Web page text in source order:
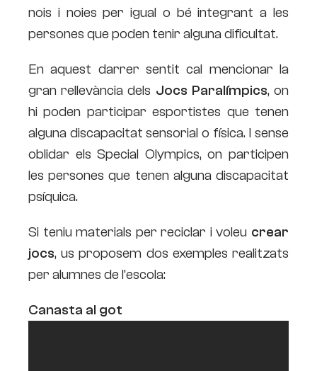
nois i noies per igual o bé integrant a les
persones que poden tenir alguna dificultat.
En aquest darrer sentit cal mencionar la
gran rellevància dels Jocs Paralímpics, on
hi poden participar esportistes que tenen
alguna discapacitat sensorial o física. I sense
oblidar els Special Olympics, on participen
les persones que tenen alguna discapacitat
psíquica.
Si teniu materials per reciclar i voleu crear
jocs, us proposem dos exemples realitzats
per alumnes de l’escola:
Canasta al got